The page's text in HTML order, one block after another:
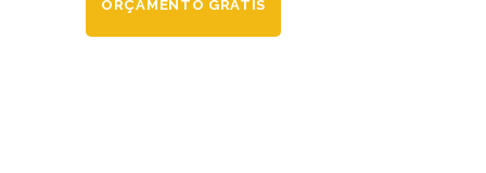
ORÇAMENTO GRÁTIS